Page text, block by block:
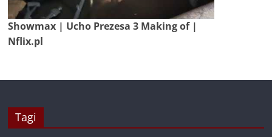
Showmax | Ucho Prezesa 3 Making of |
Nflix.pl
Tagi